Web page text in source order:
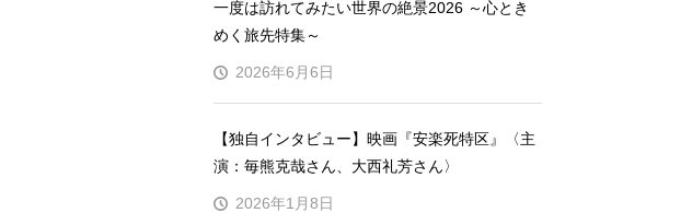
一度は訪れてみたい世界の絶景2026 ～心とき
めく旅先特集～
2026年6月6日
【独自インタビュー】映画『安楽死特区』〈主
演：毎熊克哉さん、大西礼芳さん〉
2026年1月8日